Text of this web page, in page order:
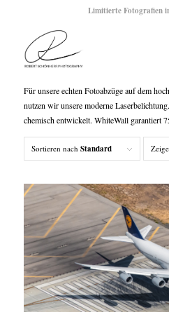
Limitierte Fotografien
Für unsere echten Fotoabzüge auf dem
nutzen wir unsere moderne
chemisch entwickelt. WhiteWall garantiert
Sortieren nach Standard Zeige